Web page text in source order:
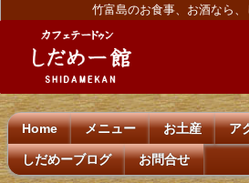
竹富島のお食事、お酒なら
Home メニュー お土産 ア
しだめーブログ お問合せ